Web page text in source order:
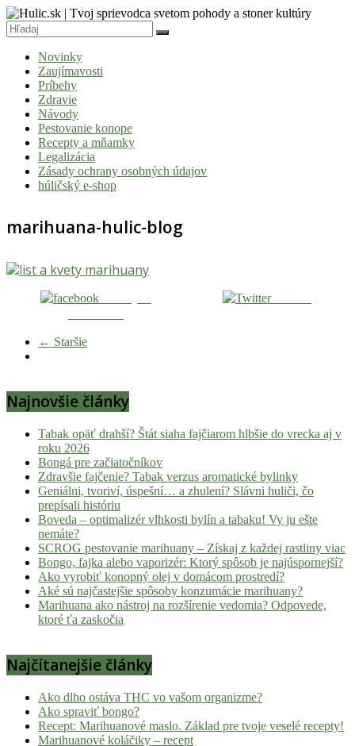
Skip
to
content
Tvoj
sprievodca
svetom
pohody
stoner
v
komunite,
relatívny.
čerstvé
konopnej
scény,
najlepší
out,
stoner
tipy
lifestyle.
Klikni
sa
na
pohodu.
Novinky
Zaujímavosti
Príbehy
Zdravie
Návody
Pestovanie konope
Recepty a mňamky
Legalizácia
Zásady ochrany osobných údajov
húličský e-shop
marihuana-hulic-blog
Tweetni
← Staršie
Najnovšie články
Tabak opäť drahší? Štát siaha fajčiarom hlbšie do vrecka aj v
roku 2026
Bongá pre začiatočníkov
Zdravšie fajčenie? Tabak verzus aromatické bylinky
Geniálni, tvoriví, úspešní… a zhulení? Slávni huliči, čo
prepísali históriu
Boveda – optimalizér vlhkosti bylín a tabaku! Vy ju ešte
nemáte?
SCROG pestovanie marihuany – Získaj z každej rastliny viac
Bongo, fajka alebo vaporizér: Ktorý spôsob je najúspornejší?
Ako vyrobiť konopný olej v domácom prostredí?
Aké sú najčastejšie spôsoby konzumácie marihuany?
Marihuana ako nástroj na rozšírenie vedomia? Odpovede,
ktoré ťa zaskočia
Najčítanejšie články
Ako dlho ostáva THC vo vašom organizme?
Ako spraviť bongo?
Recept: Marihuanové maslo. Základ pre tvoje veselé recepty!
Marihuanové koláčiky – recept